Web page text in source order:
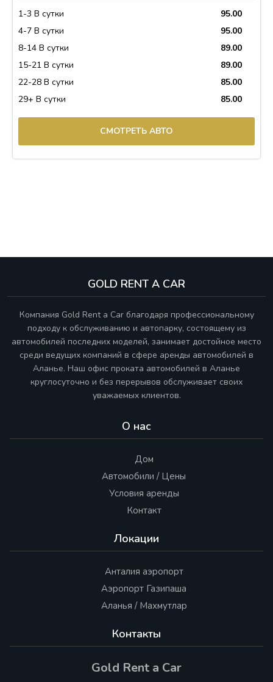
1-3 В сутки
95.00
4-7 В сутки
95.00
8-14 В сутки
89.00
15-21 В сутки
89.00
22-28 В сутки
85.00
29+ В сутки
85.00
СМОТРЕТЬ АВТО
GOLD RENT A CAR
Компания Gold Rent a Car благодаря профессиональному
подходу к обслуживанию и автопарку, состоящему из
автомобилей последних моделей, занимает достойное место
среди ведущих компаний в сфере аренды автомобилей в
Аланье. Наш офис проката автомобилей в Аланье
круглосуточно и без перерывов обслуживает своих
уважаемых клиентов.
О нас
Дом
Автомобили / Цены
Условия аренды
Контакт
Локации
Анталия аэропорт
Аэропорт Газипаша
Аланья / Махмутлар
Контакты
Gold Rent a Car